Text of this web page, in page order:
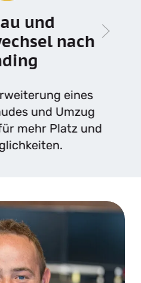
und
nach
eines
und Umzug
mehr Platz und